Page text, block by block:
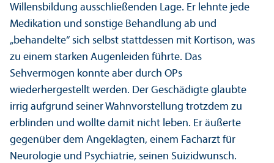
Willensbildung ausschließenden Lage. Er lehnte jede
Medikation und sonstige Behandlung ab und
„behandelte“ sich selbst stattdessen mit Kortison, was
zu einem starken Augenleiden führte. Das
Sehvermögen konnte aber durch OPs
wiederhergestellt werden. Der Geschädigte glaubte
irrig aufgrund seiner Wahnvorstellung trotzdem zu
erblinden und wollte damit nicht leben. Er äußerte
gegenüber dem Angeklagten, einem Fach­arzt für
Neurologie und Psychiatrie, seinen Suizidwunsch.